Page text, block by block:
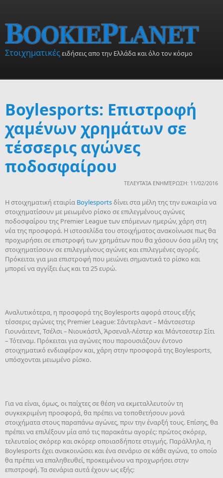
Στοιχηματικέςειδήσεις απο την Ελλάδα και όλο τον κόσμο
Boylesports: Επιστροφή
χαμένων χρημάτων σε
τέσσερις αγώνες
ποδοσφαίρου
ΤΕΛΕΥΤΑΊΑ ΕΝΗΜΈΡΩΣΗ: 11/02/2016
Η στοιχηματική εταιρία Boylesportsδίνει στα μέλη της την ευκαιρία να
στοιχηματίσουν με μειωμένο ρίσκο σε επιλεγμένους αγώνες
ποδοσφαίρου της Premier League των επόμενων ημερών, χάρη στη
νέα της προσφορά. Η ιστοσελίδα του στοιχήματος ανακοίνωσε πως θα
προχωρήσει σε επιστροφή των χρημάτων που θα χάσουν όσα μέλη της
στοιχηματίσουν σε επιλεγμένους αγώνες και επιλεγμένες αγορές.
Πρόκειται για μια επιστροφή που μειώνει σημαντικά το ρίσκο και
μπορεί να αγγίξει έως και τα 25 ευρώ.
Αναλυτικότερα, η προσφορά της Boylesports αφορά στους εξής
τέσσερις αγώνες της Premier League: Σάντερλαντ – Μάντσεστερ
Γιουνάιτεντ, Τσέλσι – Νιουκάστλ, Άρσεναλ-Λέστερ και Μάντσεστερ Σίτι
– Τότεναμ. Πρόκειται για αγώνες που παρουσιάζουν έντονο
στοιχηματικό ενδιαφέρον και, χάρη στην προσφορά της Boylesports,
υπόσχονται μειωμένο ρίσκο.
Για να είναι, όμως, οι παίχτες σε θέση να εκμεταλλευτούν τη
συγκεκριμένη προσφορά, θα πρέπει να τοποθετήσουν μονά
στοιχήματα στους παραπάνω αγώνες, πριν την έναρξή τους. Επίσης, θα
πρέπει να επιλέξουν μία από τις παρακάτω αγορές: πρώτος σκόρερ,
τελευταίος σκόρερ και σκόρερ οποιασδήποτε στιγμής. Παράλληλα, η
Boylesports έχει ανακοινώσει και ένα σενάριο σε κάθε αγώνα, το οποίο
θα πρέπει να επαληθευθεί, προκειμένου να προχωρήσει στην
επιστροφή. Τα σενάρια αυτά έχουν ως εξής: